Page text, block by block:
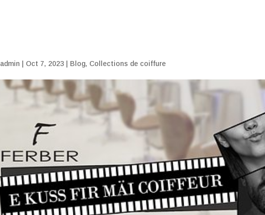
admin Oct 7, 2023| Blog, Collections de coiffure